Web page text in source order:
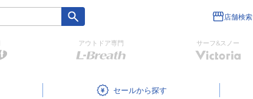
店舗検索
アウトドア専門 サーフ&スノー
セール